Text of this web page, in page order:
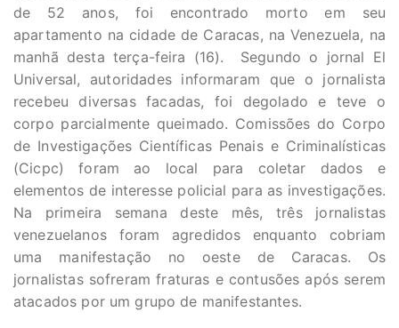
de 52 anos, foi encontrado morto em seu
apartamento na cidade de Caracas, na Venezuela, na
manhã desta terça-feira (16). Segundo o jornal El
Universal, autoridades informaram que o jornalista
recebeu diversas facadas, foi degolado e teve o
corpo parcialmente queimado. Comissões do Corpo
de Investigações Científicas Penais e Criminalísticas
(Cicpc) foram ao local para coletar dados e
elementos de interesse policial para as investigações.
Na primeira semana deste mês, três jornalistas
venezuelanos foram agredidos enquanto cobriam
uma manifestação no oeste de Caracas. Os
jornalistas sofreram fraturas e contusões após serem
atacados por um grupo de manifestantes.